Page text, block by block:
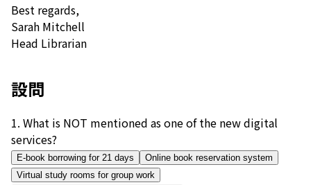
Best regards,
Sarah Mitchell
Head Librarian
設問
1. What is NOT mentioned as one of the new digital
services?
E-book borrowing for 21 days
Online book reservation system
Virtual study rooms for group work